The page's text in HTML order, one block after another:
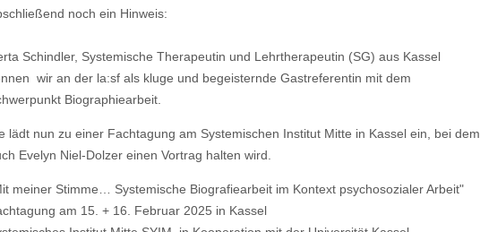
noch ein Hinweis:
Schindler, Systemische Therapeutin und Lehrtherapeutin (SG) aus Kassel
wir an der la:sf als kluge und begeisternde Gastreferentin mit dem
Biographiearbeit.
lädt nun zu einer Fachtagung am Systemischen Institut Mitte in Kassel ein, bei dem
Evelyn Niel-Dolzer einen Vortrag halten wird.
meiner Stimme… Systemische Biografiearbeit im Kontext psychosozialer Arbeit"
am 15. + 16. Februar 2025 in Kassel